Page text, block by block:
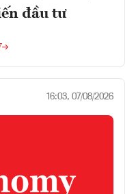
đầu tư
16:03, 07/08/2026